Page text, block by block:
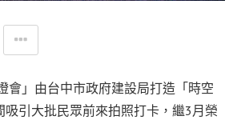
會」由台中市政府建設局打造「時空
吸引大批民眾前來拍照打卡，繼3月榮